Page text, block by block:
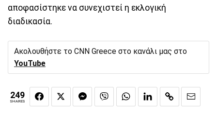
αποφασίστηκε να συνεχιστεί η εκλογική
διαδικασία.
Ακολουθήστε το CNN Greece στο κανάλι μας στο
YouTube
249
SHARES